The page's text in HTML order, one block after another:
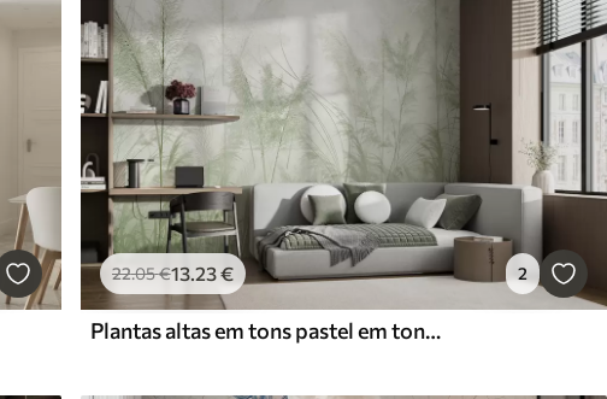
22.05€13.23€ 2
Plantas altas em tons pastel em tons de verde